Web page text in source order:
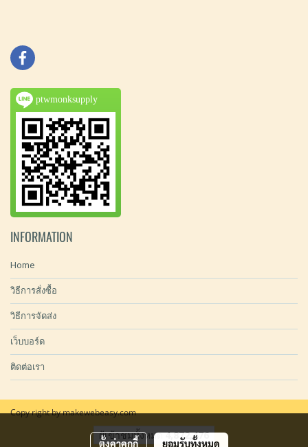
ptwmonksupply
INFORMATION
Home
วิธีการสั่งซื้อ
วิธีการจัดส่ง
เว็บบอร์ด
ติดต่อเรา
Copy right by makewebeasy.com
ผู้เข้าชมทั้งหมด4,872,476
ตั้งค่าคุกกี้ ยอมรับทั้งหมด